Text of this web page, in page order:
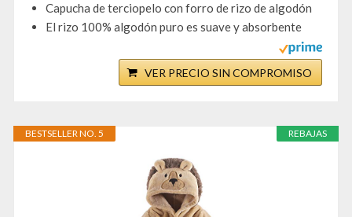
Capucha de terciopelo con forro de rizo de algodón
El rizo 100% algodón puro es suave y absorbente
VER PRECIO SIN COMPROMISO
REBAJAS
BESTSELLER NO. 5